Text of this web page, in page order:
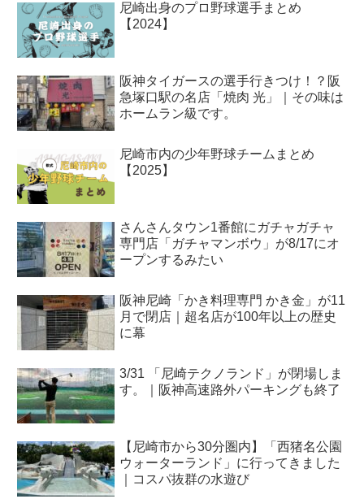
尼崎出身のプロ野球選手まとめ
【2024】
阪神タイガースの選手行きつけ！？阪
急塚口駅の名店「焼肉 光」｜その味は
ホームラン級です。
尼崎市内の少年野球チームまとめ
【2025】
さんさんタウン1番館にガチャガチャ
専門店「ガチャマンボウ」が8/17にオ
ープンするみたい
阪神尼崎「かき料理専門 かき金」が11
月で閉店｜超名店が100年以上の歴史
に幕
3/31 「尼崎テクノランド」が閉場しま
す。｜阪神高速路外パーキングも終了
【尼崎市から30分圏内】「西猪名公園
ウォーターランド」に行ってきました
｜コスパ抜群の水遊び